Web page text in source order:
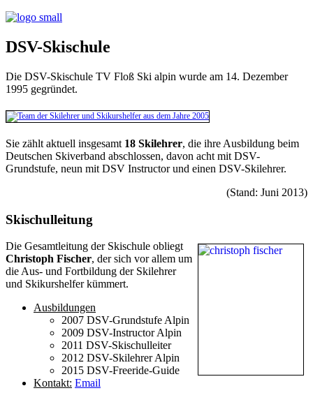
DSV-Skischule
Die DSV-Skischule TV Floß Ski alpin wurde am 14. Dezember
1995 gegründet.
Sie zählt aktuell insgesamt 18 Skilehrer, die ihre Ausbildung beim
Deutschen Skiverband abschlossen, davon acht mit DSV-
Grundstufe, neun mit DSV Instructor und einen DSV-Skilehrer.
(Stand: Juni 2013)
Skischulleitung
Die Gesamtleitung der Skischule obliegt
Christoph Fischer, der sich vor allem um
die Aus- und Fortbildung der Skilehrer
und Skikurshelfer kümmert.
Ausbildungen
2007 DSV-Grundstufe Alpin
2009 DSV-Instructor Alpin
2011 DSV-Skischulleiter
2012 DSV-Skilehrer Alpin
2015 DSV-Freeride-Guide
Kontakt: Email